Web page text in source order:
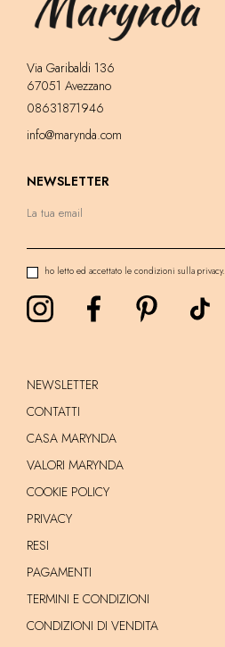
Via Garibaldi 136
67051 Avezzano
08631871946
info@marynda.com
NEWSLETTER
ho letto ed accettato le condizioni sulla privacy.
NEWSLETTER
CONTATTI
CASA MARYNDA
VALORI MARYNDA
COOKIE POLICY
PRIVACY
RESI
PAGAMENTI
TERMINI E CONDIZIONI
CONDIZIONI DI VENDITA